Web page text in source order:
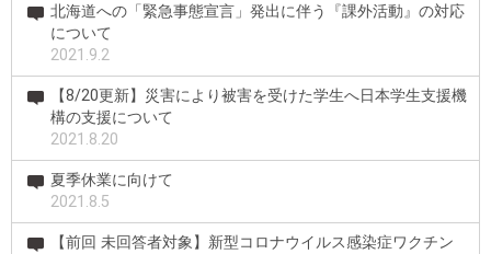
北海道への「緊急事態宣言」発出に伴う『課外活動』の対応
について
2021.9.2
【8/20更新】災害により被害を受けた学生へ日本学生支援機
構の支援について
2021.8.20
夏季休業に向けて
2021.8.5
【前回 未回答者対象】新型コロナウイルス感染症ワクチン